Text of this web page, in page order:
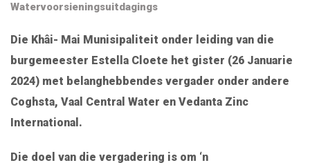
Watervoorsieningsuitdagings
Die Khâi- Mai Munisipaliteit onder leiding van die
burgemeester Estella Cloete het gister (26 Januarie
2024) met belanghebbendes vergader onder andere
Coghsta, Vaal Central Water en Vedanta Zinc
International.
Die doel van die vergadering is om ‘n